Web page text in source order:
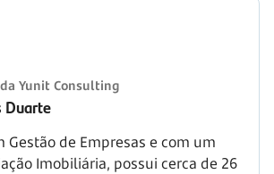
Yunit Consulting
Duarte
Gestão de Empresas e com um
Imobiliária, possui cerca de 26